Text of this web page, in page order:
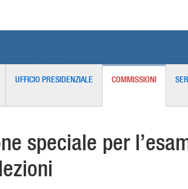
UFFICIO PRESIDENZIALE COMMISSIONI
speciale per